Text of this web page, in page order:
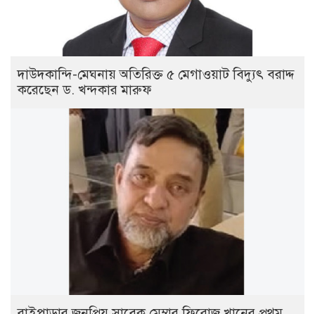
দাউদকান্দি-মেঘনায় অতিরিক্ত ৫ মেগাওয়াট বিদ্যুৎ বরাদ্দ
করেছেন ড. খন্দকার মারুফ